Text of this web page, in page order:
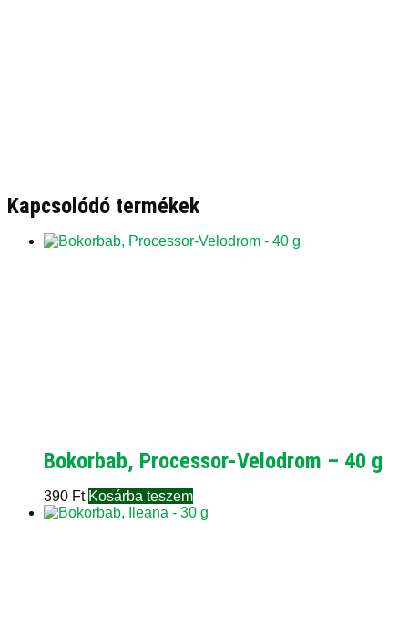
Kapcsolódó termékek
Bokorbab, Processor-Velodrom – 40 g
390 Ft Kosárba teszem